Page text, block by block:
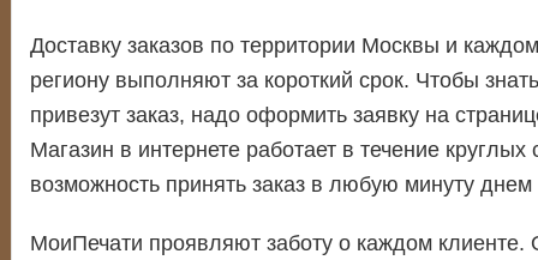
Доставку заказов по территории Москвы и
региону выполняют за короткий срок. Чтобы
привезут заказ, надо оформить заявку на
Магазин в интернете работает в течение круглых
возможность принять заказ в любую минуту
МоиПечати проявляют заботу о каждом клиенте.